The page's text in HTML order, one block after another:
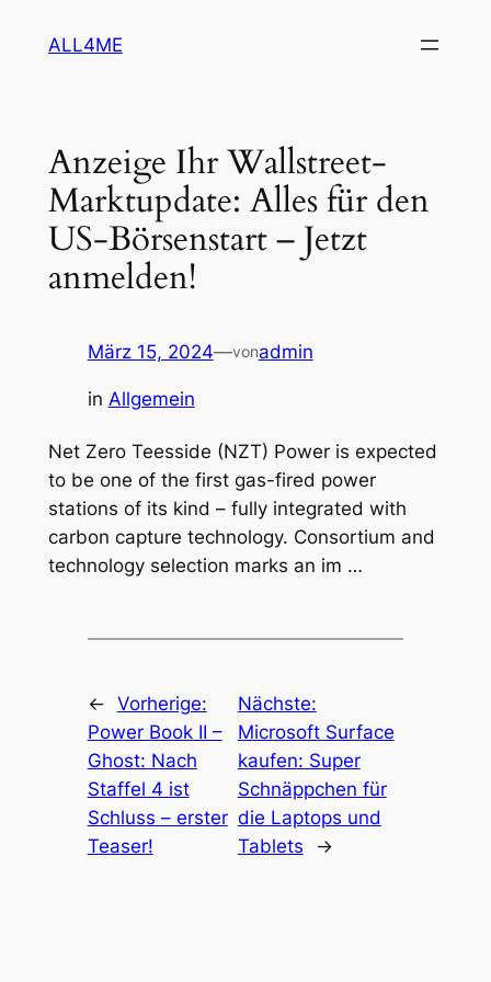
InhaltALL4ME
Anzeige Ihr Wallstreet-
Marktupdate: Alles für den
US-Börsenstart – Jetzt
anmelden!
März 15, 2024—vonadmin
in Allgemein
Net Zero Teesside (NZT) Power is expected
to be one of the first gas-fired power
stations of its kind – fully integrated with
carbon capture technology. Consortium and
technology selection marks an im …
← Vorherige:
Power Book II –
Ghost: Nach
Staffel 4 ist
Schluss – erster
Teaser!
Nächste:
Microsoft Surface
kaufen: Super
Schnäppchen für
die Laptops und
Tablets
→